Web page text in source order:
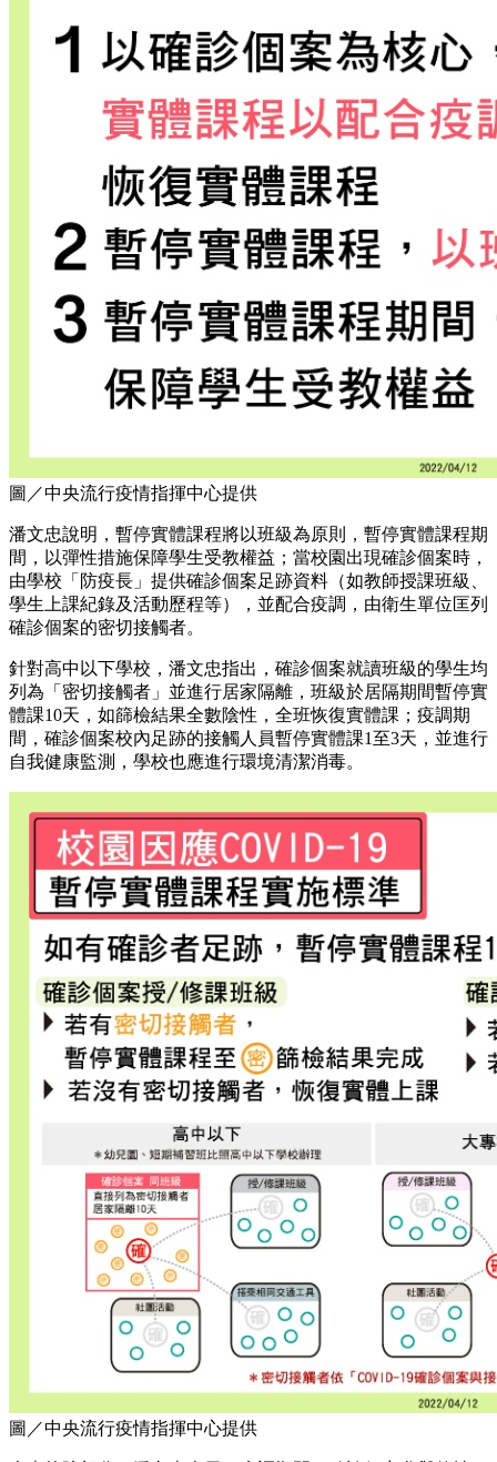
圖／中央流行疫情指揮中心提供
潘文忠說明，暫停實體課程將以班級為原則，暫停實體課程期
間，以彈性措施保障學生受教權益；當校園出現確診個案時，
由學校「防疫長」提供確診個案足跡資料（如教師授課班級、
學生上課紀錄及活動歷程等），並配合疫調，由衛生單位匡列
確診個案的密切接觸者。
針對高中以下學校，潘文忠指出，確診個案就讀班級的學生均
列為「密切接觸者」並進行居家隔離，班級於居隔期間暫停實
體課10天，如篩檢結果全數陰性，全班恢復實體課；疫調期
間，確診個案校內足跡的接觸人員暫停實體課1至3天，並進行
自我健康監測，學校也應進行環境清潔消毒。
圖／中央流行疫情指揮中心提供